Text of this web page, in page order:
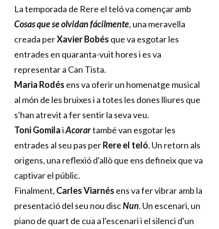
La temporada de Rere el teló va començar amb
Cosas que se olvidan fácilmente, una meravella
creada perXavier Bobés que va esgotar les
entrades en quaranta-vuit hores i es va
representar a Can Tista.
Maria Rodés ens va oferir un homenatge musical
al món de les bruixes i a totes les dones lliures que
s'han atrevit a fer sentir la seva veu.
Toni GomilaiAcorartambé van esgotar les
entrades al seu pas perRere el teló. Un retorn als
origens, una reflexió d'allò que ens defineix que va
captivar el públic.
Finalment, Carles Viarnés ens va fer vibrar amb la
presentació del seu nou discNun. Un escenari, un
piano de quart de cua a l'escenari i el silenci d'un